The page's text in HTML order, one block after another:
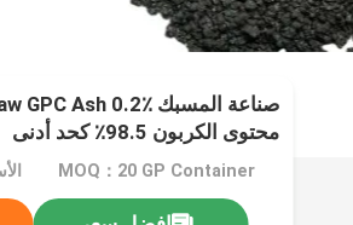
محتوى الكربون 98.5٪ كحد أدنى
MOQ：20 GP Container